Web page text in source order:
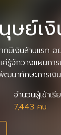
ษย์เ
กมีเงินล้านแรก
รู้จักวางแผนกา
นาทักษะการเงิ
จำนวนผู้เข้าเรี
7,443 คน